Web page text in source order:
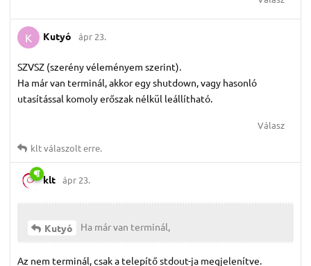
K Kutyó ápr 23.
SZVSZ (szerény véleményem szerint).
Ha már van terminál, akkor egy shutdown, vagy hasonló
utasítással komoly erőszak nélkül leállítható.
Válasz
kltválaszolt erre.
klt ápr 23.
Kutyó Ha már van terminál,
Az nem terminál, csak a telepítő stdout-ja megjelenítve.